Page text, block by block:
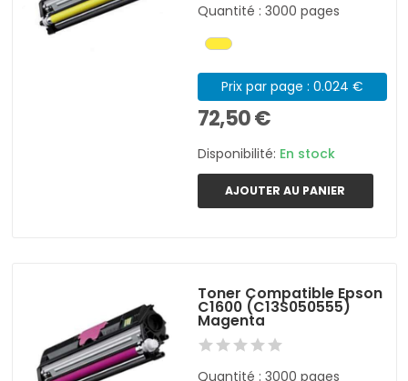
Quantité : 3000 pages
Prix par page : 0.024 €
72,50 €
Disponibilité: En stock
AJOUTER AU PANIER
Toner Compatible Epson
C1600 (C13S050555)
Magenta
Quantité : 3000 pages